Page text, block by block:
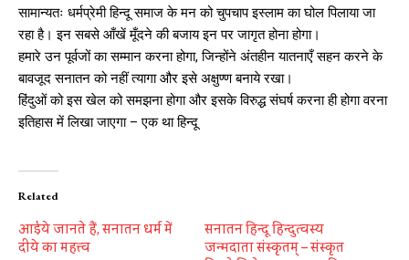
सामान्यतः धर्मप्रेमी हिन्दू समाज के मन को चुपचाप इस्लाम का घोल पिलाया जा
रहा है। इन सबसे आँखें मूँदने की बजाय इन पर जागृत होना होगा।
हमारे उन पूर्वजों का सम्मान करना होगा, जिन्होंने अंतहीन यातनाएँ सहन करने के
बावजूद सनातन को नहीं त्यागा और इसे अक्षुण्ण बनाये रखा।
हिंदुओं को इस खेल को समझना होगा और इसके विरुद्ध संघर्ष करना ही होगा वरना
इतिहास में लिखा जाएगा – एक था हिन्दू
Related
आईये जानते हैं, सनातन धर्म में
दीये का महत्त्व
सनातन हिन्दू हिन्दुत्वस्य
जन्मदाता संस्कृतम् – संस्कृत